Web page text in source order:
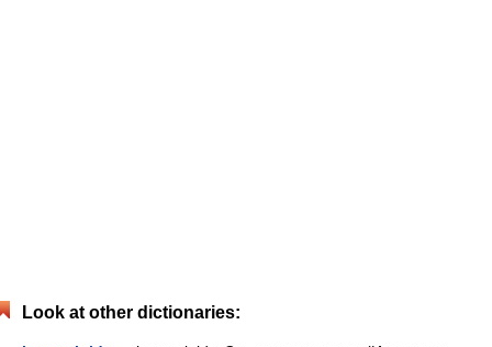
Look at other dictionaries: